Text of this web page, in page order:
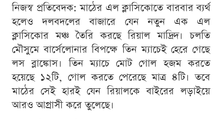
নিজস্ব প্রতিবেদক: মাঠের এল ক্লাসিকোতে বারবার ব্যর্থ
হলেও দলবদলের বাজারে যেন নতুন এক এল
ক্লাসিকোর মঞ্চ তৈরি করছে রিয়াল মাদ্রিদ। চলতি
মৌসুমে বার্সেলোনার বিপক্ষে তিন ম্যাচেই হেরে গেছে
লস ব্লাঙ্কোস। তিন ম্যাচে মোট গোল হজম করতে
হয়েছে ১২টি, গোল করতে পেরেছে মাত্র ৪টি। তবে
মাঠের সেই হারই যেন রিয়ালকে বাইরের লড়াইয়ে
আরও আগ্রাসী করে তুলেছে।